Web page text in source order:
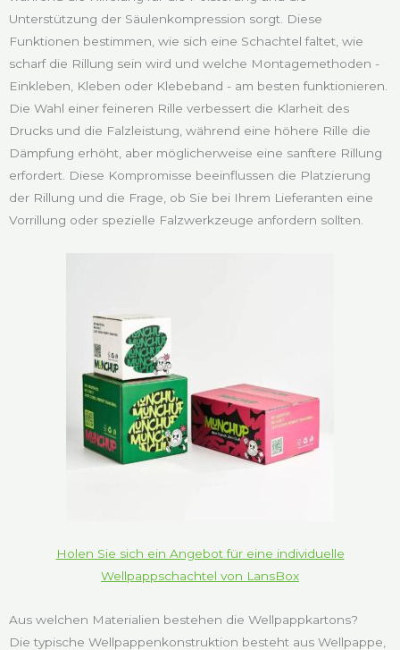
Unterstützung der Säulenkompression sorgt. Diese
Funktionen bestimmen, wie sich eine Schachtel faltet, wie
scharf die Rillung sein wird und welche Montagemethoden -
Einkleben, Kleben oder Klebeband - am besten funktionieren.
Die Wahl einer feineren Rille verbessert die Klarheit des
Drucks und die Falzleistung, während eine höhere Rille die
Dämpfung erhöht, aber möglicherweise eine sanftere Rillung
erfordert. Diese Kompromisse beeinflussen die Platzierung
der Rillung und die Frage, ob Sie bei Ihrem Lieferanten eine
Vorrillung oder spezielle Falzwerkzeuge anfordern sollten.
Holen Sie sich ein Angebot für eine individuelle
Wellpappschachtel von LansBox
Aus welchen Materialien bestehen die Wellpappkartons?
Die typische Wellpappenkonstruktion besteht aus Wellpappe,